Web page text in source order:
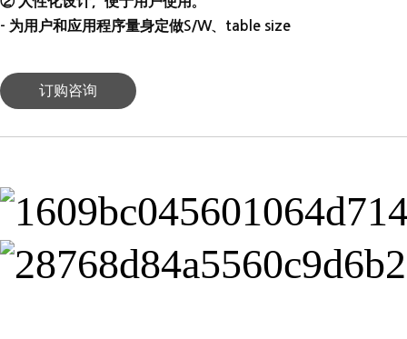
- 为用户和应用程序量身定做S/W、table size
订购咨询